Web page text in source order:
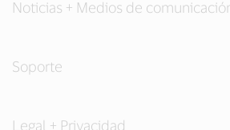
Noticias + Medios de
Soporte
Legal + Privacidad